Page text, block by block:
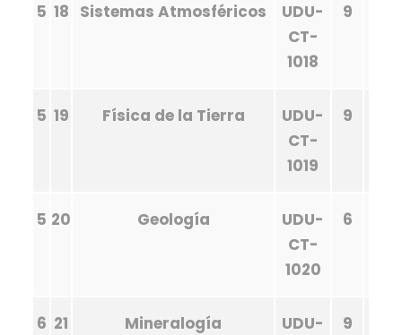
5 18 Sistemas Atmosféricos
UDU-
CT-
1018
9
5 19 Física de la Tierra
UDU-
CT-
1019
9
5 20 Geología
UDU-
CT-
1020
6
6 21 Mineralogía
UDU-
9